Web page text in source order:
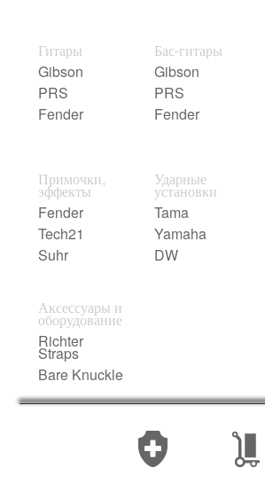
Гитары
Gibson
PRS
Fender
Бас-гитары
Gibson
PRS
Fender
Примочки,
эффекты
Fender
Tech21
Suhr
Ударные
установки
Tama
Yamaha
DW
Аксессуары и
оборудование
Richter
Straps
Bare Knuckle